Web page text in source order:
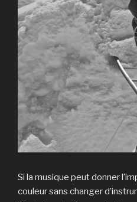
Si la musique peut donner
couleur sans changer